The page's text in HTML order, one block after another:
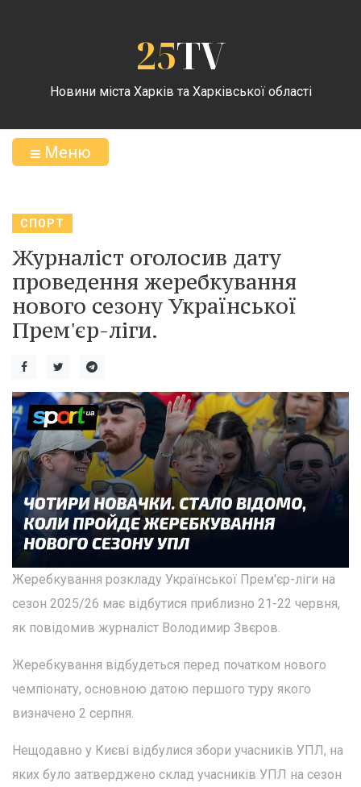
25TV
Новини міста Харків та Харківської області
Меню
СПОРТ
Журналіст оголосив дату
проведення жеребкування
нового сезону Української
Прем'єр-ліги.
Жеребкування розкладу Української Прем'єр-ліги на
сезон 2025/26 має відбутися приблизно 21-22 червня,
як повідомив журналіст Володимир Звєров.
Жеребкування відбудеться перед початком нового
чемпіонату, основною датою першого туру якого
визначено 2 серпня.
Нещодавно у Києві відбулися збори учасників УПЛ, на
яких було затверджено склад учасників УПЛ на сезон